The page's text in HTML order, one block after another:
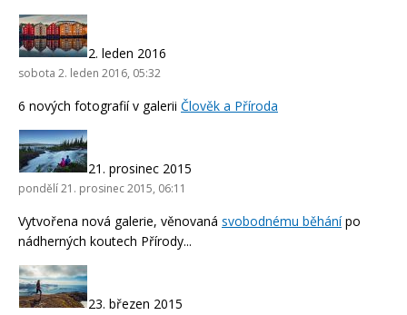
2. leden 2016
sobota 2. leden 2016, 05:32
6 nových fotografií v galerii Člověk a Příroda
21. prosinec 2015
pondělí 21. prosinec 2015, 06:11
Vytvořena nová galerie, věnovaná svobodnému běhánípo
nádherných koutech Přírody...
23. březen 2015